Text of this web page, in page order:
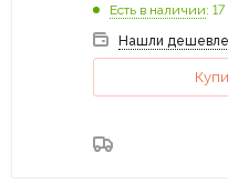
Есть в наличии:
Нашли